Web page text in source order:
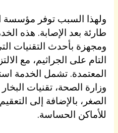
ولهذا السبب توفر مؤسسة
طارئة بعد الإصابة. هذه
ومجهزة بأحدث التقنيات
التام على الجراثيم، مع
المعتمدة. تشمل الخدمة
وزارة الصحة، تقنيات
الصغر، بالإضافة إلى
للأماكن الحساسة.